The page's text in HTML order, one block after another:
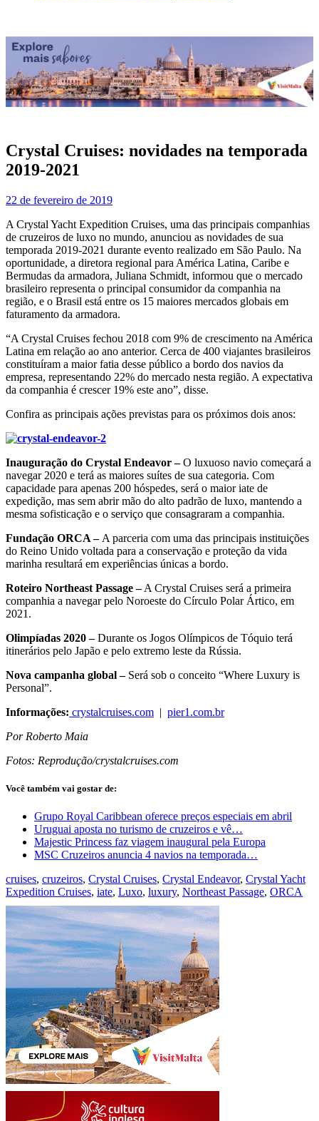
Crystal Cruises: novidades na temporada
2019-2021
22 de fevereiro de 2019
A Crystal Yacht Expedition Cruises, uma das principais companhias
de cruzeiros de luxo no mundo, anunciou as novidades de sua
temporada 2019-2021 durante evento realizado em São Paulo. Na
oportunidade, a diretora regional para América Latina, Caribe e
Bermudas da armadora, Juliana Schmidt, informou que o mercado
brasileiro representa o principal consumidor da companhia na
região, e o Brasil está entre os 15 maiores mercados globais em
faturamento da armadora.
“A Crystal Cruises fechou 2018 com 9% de crescimento na América
Latina em relação ao ano anterior. Cerca de 400 viajantes brasileiros
constituíram a maior fatia desse público a bordo dos navios da
empresa, representando 22% do mercado nesta região. A expectativa
da companhia é crescer 19% este ano”, disse.
Confira as principais ações previstas para os próximos dois anos:
Inauguração do Crystal Endeavor –O luxuoso navio começará a
navegar 2020 e terá as maiores suítes de sua categoria. Com
capacidade para apenas 200 hóspedes, será o maior iate de
expedição, mas sem abrir mão do alto padrão de luxo, mantendo a
mesma sofisticação e o serviço que consagraram a companhia.
Fundação ORCA – A parceria com uma das principais instituições
do Reino Unido voltada para a conservação e proteção da vida
marinha resultará em experiências únicas a bordo.
Roteiro Northeast Passage –A Crystal Cruises será a primeira
companhia a navegar pelo Noroeste do Círculo Polar Ártico, em
2021.
Olimpíadas 2020 –Durante os Jogos Olímpicos de Tóquio terá
itinerários pelo Japão e pelo extremo leste da Rússia.
Nova campanha global –Será sob o conceito “Where Luxury is
Personal”.
Informações: crystalcruises.com | pier1.com.br
Por Roberto Maia
Fotos: Reprodução/crystalcruises.com
Você também vai gostar de:
Grupo Royal Caribbean oferece preços especiais em abril
Uruguai aposta no turismo de cruzeiros e vê…
Majestic Princess faz viagem inaugural pela Europa
MSC Cruzeiros anuncia 4 navios na temporada…
cruises, cruzeiros, Crystal Cruises, Crystal Endeavor, Crystal Yacht
Expedition Cruises, iate, Luxo, luxury, Northeast Passage, ORCA